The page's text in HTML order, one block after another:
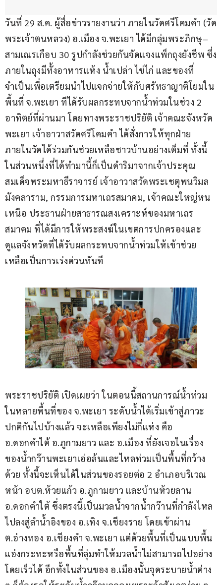
วันที่ 29 ส.ค. ผู้สื่อข่าวรายงานว่า ภายในวัดศรีโคมคำ (วัด
พระเจ้าตนหลวง) อ.เมือง จ.พะเยา ได้มีกลุ่มพระภิกษุ–
สามเณรเกือบ 30 รูปกำลังช่วยกันจัดแจงแพ็กถุงยังชีพ ซึ่ง
ภายในถุงมีทั้งอาหารแห้ง น้ำเปล่า ไข่ไก่ และของที่
จำเป็นเพื่อเตรียมนำไปแจกจ่ายให้กับศรัทธาญาติโยมใน
พื้นที่ จ.พะเยา ทีได้รับผลกระทบจากน้ำท่วมในช่วง 2
อาทิตย์ที่ผ่านมา โดยทางพระราชปริยัติ เจ้าคณะจังหวัด
พะเยา เจ้าอาวาสวัดศรีโคมคำ ได้สั่งการให้ทุกฝ่าย
ภายในวัดได้ร่วมกันช่วยเหลือชาวบ้านอย่างเต็มที่ ทั้งนี้
ในส่วนหนึ่งที่ได้ทำมานี้ก็เป็นดำริมาจากเจ้าประคุณ
สมเด็จพระมหาธีราจารย์ เจ้าอาวาสวัดพระเชตุพนวิมล
มังคลาราม, กรรมการมหาเถรสมาคม, เจ้าคณะใหญ่หน
เหนือ ประธานฝ่ายสาธารณสงเคราะห์ของมหาเถร
สมาคม ที่ได้มีการให้พระสงฆ์ในเขตการปกครองและ
ดูแลจังหวัดที่ได้รับผลกระทบจากน้ำท่วมให้เข้าช่วย
เหลือเป็นการเร่งด่วนทันที
พระราชปริยัติ เปิดเผยว่า ในตอนนี้สถานการณ์น้ำท่วม
ในหลายพื้นที่ของ จ.พะเยา ระดับน้ำได้เริ่มเข้าสู่ภาวะ
ปกติกันไปบ้างแล้ว จะเหลือเพียงไม่กี่แห่ง คือ
อ.ดอกคำใต้ อ.ภูกามยาว และ อ.เมือง ที่ยังเจอในเรื่อง
ของน้ำกว๊านพะเยาเอ่อล้นและไหลท่วมเป็นพื้นที่กว้าง
ด้วย ทั้งนี้จะเห็นได้ในส่วนของรอยต่อ 2 อำเภอบริเวณ
หน้า อบต.ห้วยแก้ว อ.ภูกามยาว และบ้านห้วยลาน
อ.ดอกคำใต้ ซึ่งตรงนี้เป็นมวลน้ำจากน้ำกว๊านที่กำลังไหล
ไปลงสู่ลำน้ำอิงของ อ.เทิง จ.เชียงราย โดยเข้าผ่าน
ต.อ่างทอง อ.เชียงคำ จ.พะเยา แต่ด้วยพื้นที่เป็นแบบพื้น
แอ่งกระทะหรือพื้นที่ลุ่มทำให้มวลน้ำไม่สามารถไปอย่าง
โดยเร็วได้ อีกทั้งในส่วนของ อ.เมืองนั้นจุดระบายน้ำต่าง